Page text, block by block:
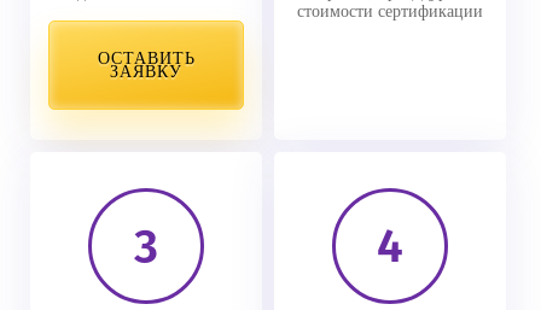
ОСТАВИТЬ
ЗАЯВКУ
стоимости сертификации
3 4